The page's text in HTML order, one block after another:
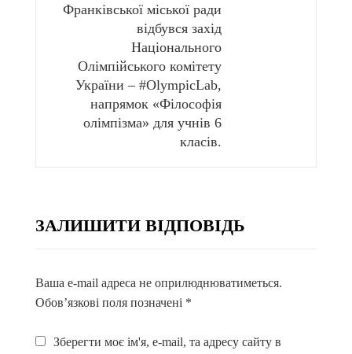
Франківської міської ради
відбувся захід
Національного
Олімпійського комітету
України – #OlympicLab,
напрямок «Філософія
олімпізма» для учнів 6
класів.
ЗАЛИШИТИ ВІДПОВІДЬ
Ваша e-mail адреса не оприлюднюватиметься.
Обов’язкові поля позначені *
Зберегти моє ім'я, e-mail, та адресу сайту в